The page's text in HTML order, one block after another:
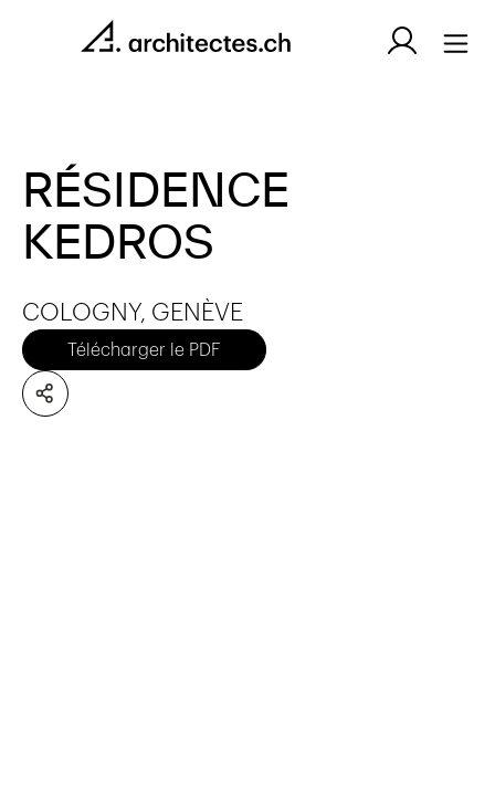
RÉSIDENCE
KEDROS
COLOGNY, GENÈVE
Télécharger le PDF